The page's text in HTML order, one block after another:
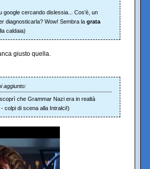
google cercando dislessia... Cos'è, un
diagnosticarla? Wow! Sembra la grata
caldaia)
giusto quella.
aggiunto:
che Grammar Nazi era in realtà
colpi di scena alla Intralci!)